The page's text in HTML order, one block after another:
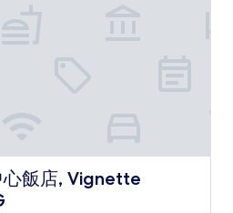
心飯店, Vignette
, Vignette Collection by IHG